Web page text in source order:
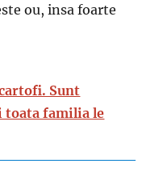
ou, insa foarte
Sunt
toata familia le